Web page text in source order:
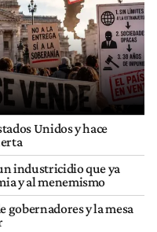
Unidos y hace
industricidio que ya
y al menemismo
gobernadores y la mesa